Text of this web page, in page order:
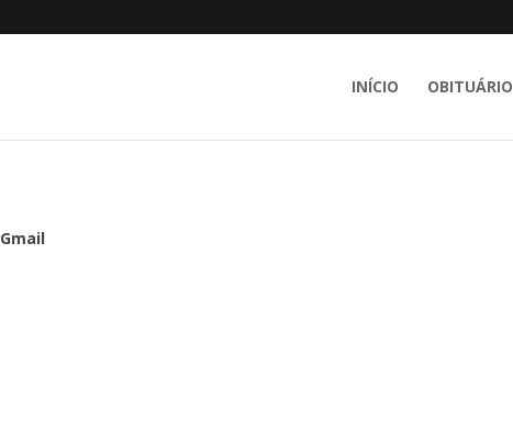
INÍCIO OBITUÁRIO
Gmail